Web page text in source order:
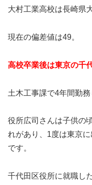
大村工業高校は長崎県
現在の偏差値は49。
高校卒業後は東京の千
土木工事課で4年間勤務
役所広司さんは子供の
れがあり、1度は東京
です。
千代田区役所に就職し